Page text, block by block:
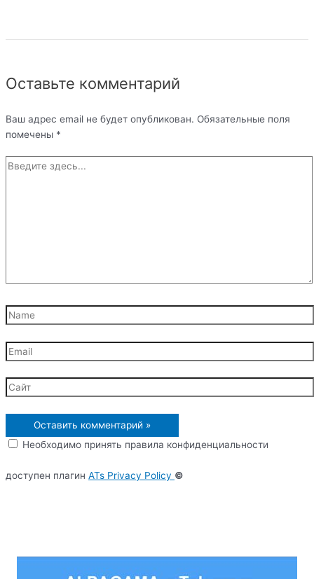
Оставьте комментарий
Ваш адрес email не будет опубликован. Обязательные поля
помечены *
Введите
Name
Email
Сайт
Необходимо принять правила конфиденциальности
доступен плагин ATs Privacy Policy ©